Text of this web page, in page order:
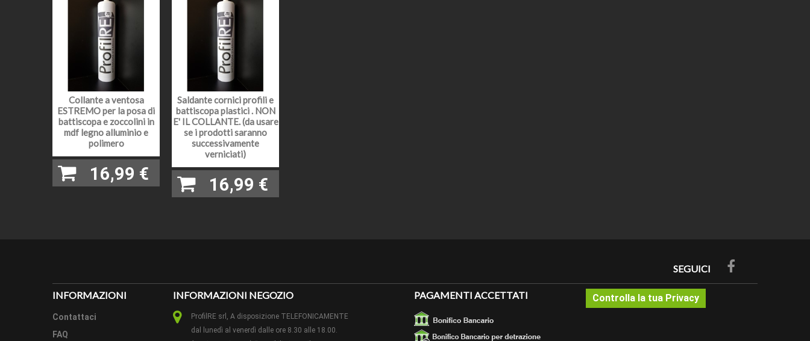
EFFETTO ESTETICO
LUNGHEZZA
PEZZI SPECIALI
CAMPIONI
CONSIGLI PER LA
POSA:
verniciarlo. Il prodotto ha una superficie con fondo opaco e sono pronti per la verniciatura. Si consiglia di
utilizzare smalti di ultima generazione e di effettuare una prova preliminare.
Tagliere le cornici manualmente o con macchina elettrica, incollare i profili su parete o soffitto inserendo il
collante nella parte dedicata e il saldante tra un asta e l'altra nelle teste. (nel solo caso dei profili che saranno
Collante a ventosa
ESTREMO per la posa di
battiscopa e zoccolini in
mdf legno alluminio e
polimero
16,99 €
Saldante cornici profili e
battiscopa plastici . NON
E' IL COLLANTE. (da usare
se i prodotti saranno
successivamente
verniciati)
16,99 €
SEGUICI
INFORMAZIONI
Contattaci
FAQ
INFORMAZIONI NEGOZIO
ProfilRE srl, A disposizione TELEFONICAMENTE
dal lunedì al venerdì dalle ore 8.30 alle 18.00.
PAGAMENTI ACCETTATI Controlla la tua Privacy